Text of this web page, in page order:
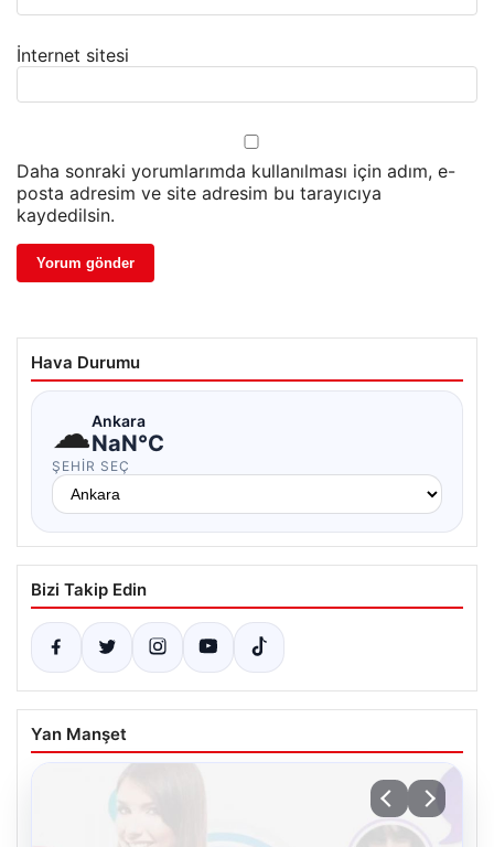
İnternet sitesi
Daha sonraki yorumlarımda kullanılması için adım, e-
posta adresim ve site adresim bu tarayıcıya
kaydedilsin.
Hava Durumu
☁Ankara
NaN°C
ŞEHIR SEÇ
Bizi Takip Edin
Yan Manşet